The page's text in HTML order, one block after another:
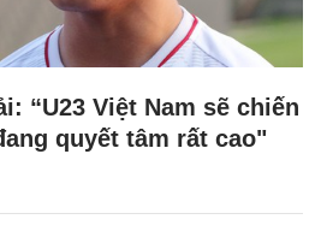
“U23 Việt Nam sẽ chiến
quyết tâm rất cao"